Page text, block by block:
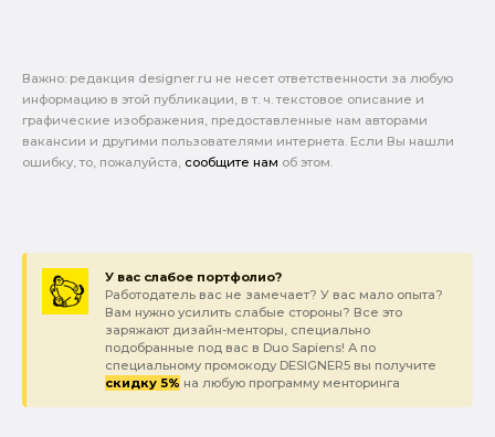
Важно: pедакция designer.ru не несет ответственности за любую
информацию в этой публикации, в т. ч. текстовое описание и
графические изображения, предоставленные нам авторами
вакансии и другими пользователями интернета. Если Вы нашли
ошибку, то, пожалуйста, сообщите нам об этом.
У вас слабое портфолио?
Работодатель вас не замечает? У вас мало опыта?
Вам нужно усилить слабые стороны? Все это
заряжают дизайн-менторы, специально
подобранные под вас в Duo Sapiens! А по
специальному промокоду DESIGNER5 вы получите
скидку 5% на любую программу менторинга